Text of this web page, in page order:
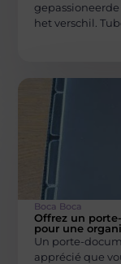
het verschil.
Boca Boca
Offrez un
pour une
Un porte-
apprécié que